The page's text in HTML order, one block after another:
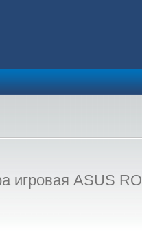
игровая ASUS